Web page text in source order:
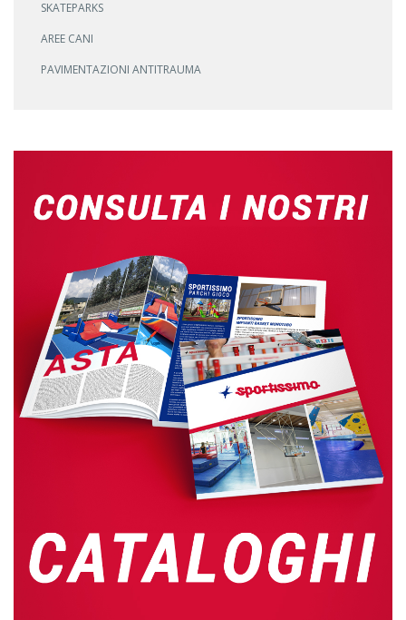
SKATEPARKS
AREE CANI
PAVIMENTAZIONI ANTITRAUMA